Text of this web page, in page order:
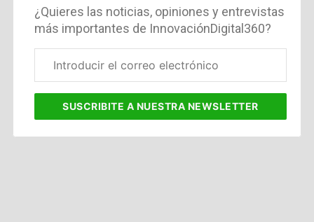
¿Quieres las noticias, opiniones y entrevistas
más importantes de InnovaciónDigital360?
electrónico
SUSCRIBITE A NUESTRA NEWSLETTER